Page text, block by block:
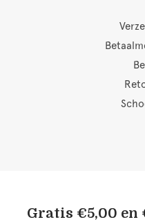
Gratis €5,00 en